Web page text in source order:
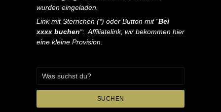
wurden eingeladen.
Link mit Sternchen (*) oder Button mit “Bei
xxxx buchen“: Affiliatelink, wir bekommen hier
eine kleine Provision.
SUCHEN